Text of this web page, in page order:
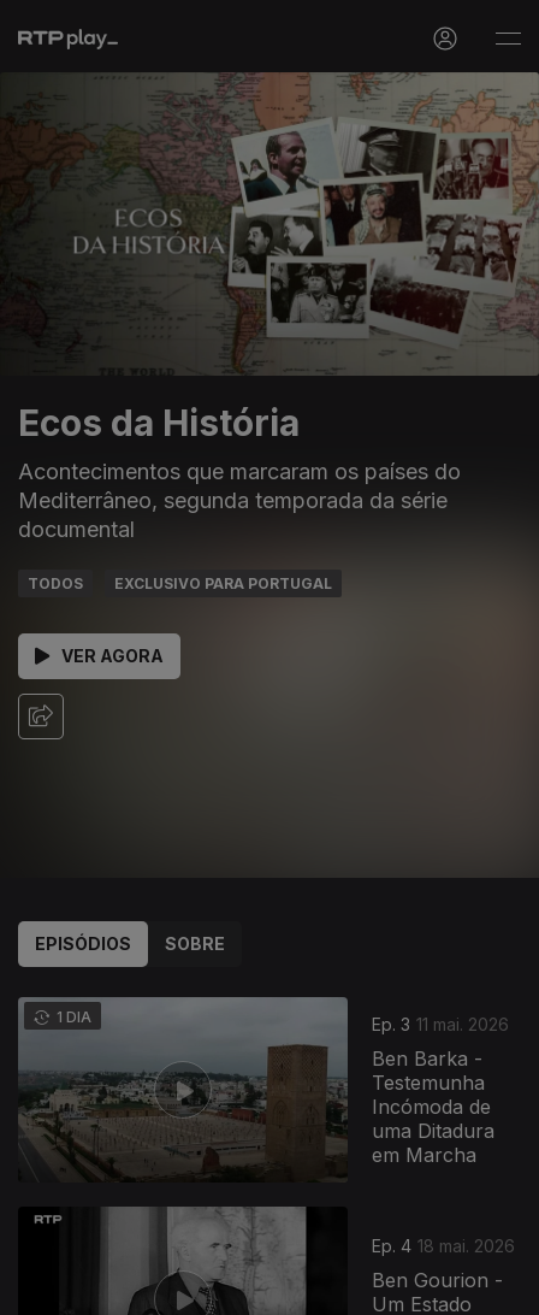
Ecos da História
Acontecimentos que marcaram os países do
Mediterrâneo, segunda temporada da série
documental
TODOS EXCLUSIVO PARA PORTUGAL
VER AGORA
EPISÓDIOS SOBRE
1 DIA Ep. 3 11 mai. 2026
Ben Barka -
Testemunha
Incómoda de
uma Ditadura
em Marcha
Ep. 4 18 mai. 2026
Ben Gourion -
Um Estado